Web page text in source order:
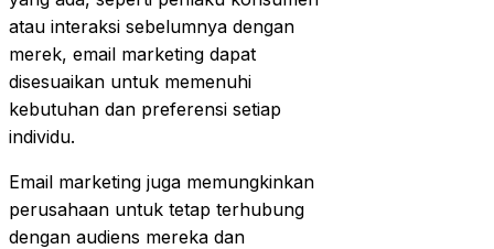
atau interaksi sebelumnya dengan
merek, email marketing dapat
disesuaikan untuk memenuhi
kebutuhan dan preferensi setiap
individu.
Email marketing juga memungkinkan
perusahaan untuk tetap terhubung
dengan audiens mereka dan